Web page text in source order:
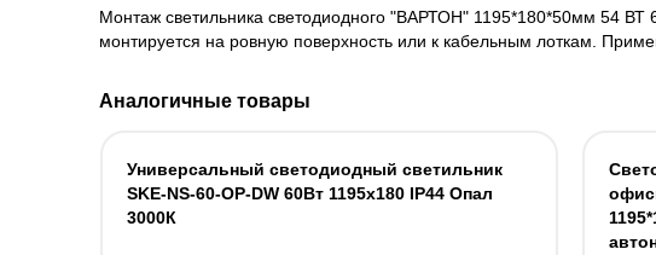
Монтаж светильника светодиодного "ВАРТОН" 1195*180*50мм 54
монтируется на ровную поверхность или к кабельным лоткам.
Аналогичные товары
Универсальный светодиодный светильник
SKE-NS-60-OP-DW 60Вт 1195x180 IP44 Опал
3000К